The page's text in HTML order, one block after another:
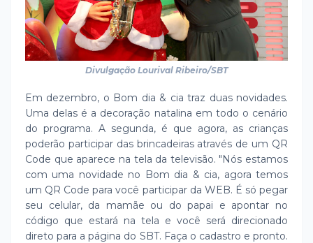
Divulgação Lourival Ribeiro/SBT
Em dezembro, o Bom dia & cia traz duas novidades.
Uma delas é a decoração natalina em todo o cenário
do programa. A segunda, é que agora, as crianças
poderão participar das brincadeiras através de um QR
Code que aparece na tela da televisão. "Nós estamos
com uma novidade no Bom dia & cia, agora temos
um QR Code para você participar da WEB. É só pegar
seu celular, da mamãe ou do papai e apontar no
código que estará na tela e você será direcionado
direto para a página do SBT. Faça o cadastro e pronto.